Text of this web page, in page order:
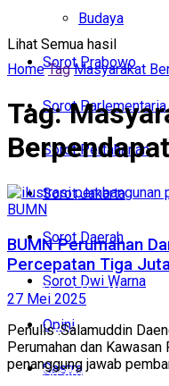
Budaya
Sorot Prabowo
Sorot Parlementaria
Sorot Pertahanan
Sorot Jakarta
Sorot Daerah
Sorot Dwi Warna
Opini
Sastra
Budaya
Sorot Parlementaria
Sorot Pertahanan
Sorot Jakarta
Sorot Daerah
Sorot Dwi Warna
Opini
Sastra
Lihat Semua hasil
Home Tag Masyarakat
Tag:
BUMN
BUMN Perumahan
Percepatan Tiga
27 Mei 2025
Penulis :Salamuddin
Perumahan dan
penanggung jawab